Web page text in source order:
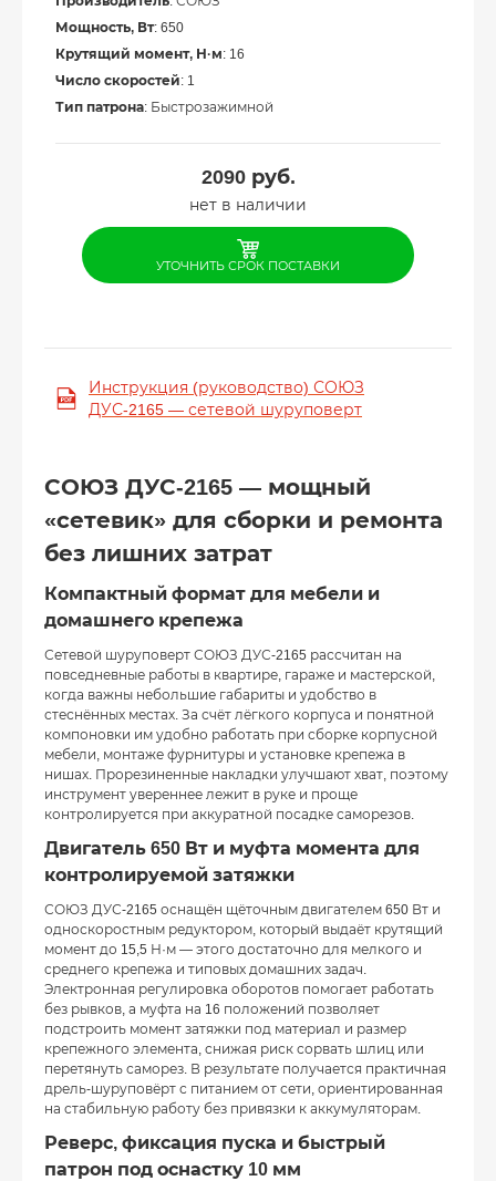
Мощность, Вт: 650
Крутящий момент, Н·м: 16
Число скоростей: 1
Тип патрона: Быстрозажимной
2090руб.
нет в наличии
УТОЧНИТЬ СРОК ПОСТАВКИ
Инструкция (руководство) СОЮЗ
ДУС-2165 — сетевой шуруповерт
СОЮЗ ДУС-2165 — мощный
«сетевик» для сборки и ремонта
без лишних затрат
Компактный формат для мебели и
домашнего крепежа
Сетевой шуруповерт СОЮЗ ДУС-2165 рассчитан на
повседневные работы в квартире, гараже и мастерской,
когда важны небольшие габариты и удобство в
стеснённых местах. За счёт лёгкого корпуса и понятной
компоновки им удобно работать при сборке корпусной
мебели, монтаже фурнитуры и установке крепежа в
нишах. Прорезиненные накладки улучшают хват, поэтому
инструмент увереннее лежит в руке и проще
контролируется при аккуратной посадке саморезов.
Двигатель 650 Вт и муфта момента для
контролируемой затяжки
СОЮЗ ДУС-2165 оснащён щёточным двигателем 650 Вт и
односкоростным редуктором, который выдаёт крутящий
момент до 15,5 Н·м — этого достаточно для мелкого и
среднего крепежа и типовых домашних задач.
Электронная регулировка оборотов помогает работать
без рывков, а муфта на 16 положений позволяет
подстроить момент затяжки под материал и размер
крепежного элемента, снижая риск сорвать шлиц или
перетянуть саморез. В результате получается практичная
дрель-шуруповёрт с питанием от сети, ориентированная
на стабильную работу без привязки к аккумуляторам.
Реверс, фиксация пуска и быстрый
патрон под оснастку 10 мм